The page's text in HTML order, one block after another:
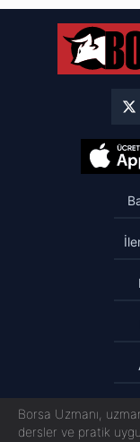
Borsa Uzmanı,
dersler ve pratik